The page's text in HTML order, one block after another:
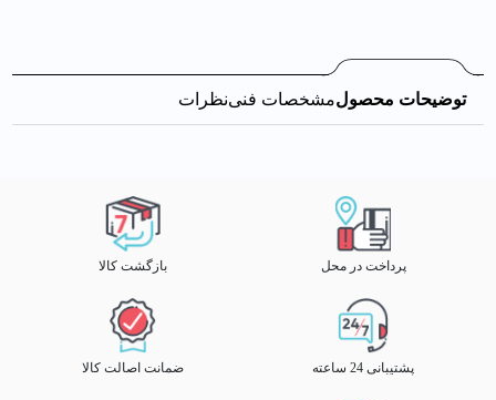
توضیحات محصولمشخصات فنینظرات
پرداخت در محل بازگشت کالا
پشتیبانی 24 ساعته ضمانت اصالت کالا